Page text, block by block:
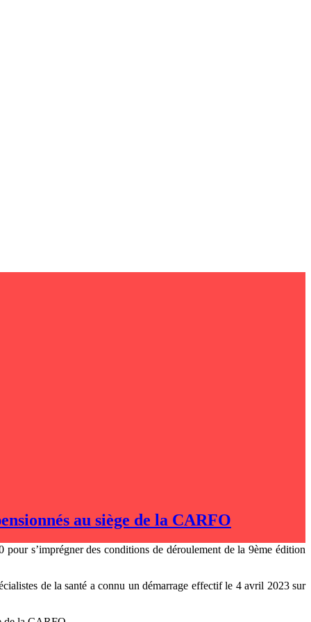
au siège de la CARFO
s’imprégner des conditions de déroulement de la 9ème édition
de la santé a connu un démarrage effectif le 4 avril 2023 sur